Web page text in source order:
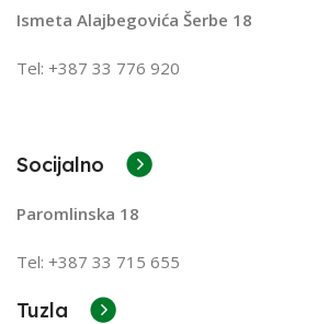
Ismeta Alajbegovića Šerbe 18
Tel: +387 33 776 920
Socijalno
Paromlinska 18
Tel: +387 33 715 655
Tuzla